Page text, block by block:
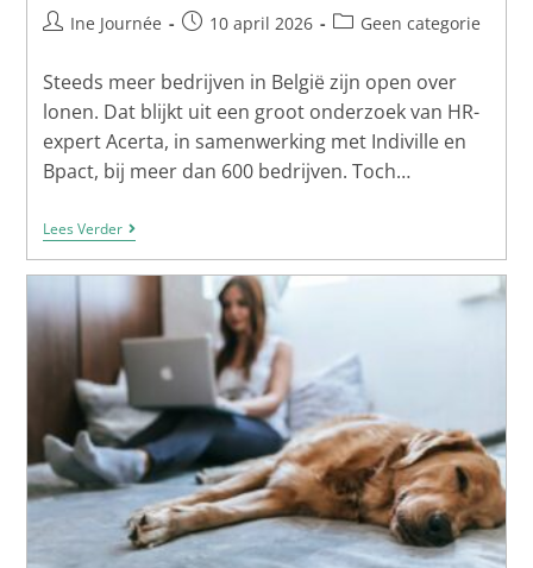
Ine Journée 10 april 2026 Geen categorie
Steeds meer bedrijven in België zijn open over
lonen. Dat blijkt uit een groot onderzoek van HR-
expert Acerta, in samenwerking met Indiville en
Bpact, bij meer dan 600 bedrijven. Toch…
Lees Verder